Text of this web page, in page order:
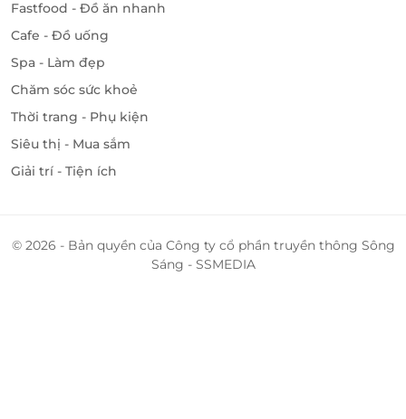
Fastfood - Đồ ăn nhanh
Cafe - Đồ uống
Spa - Làm đẹp
Chăm sóc sức khoẻ
Thời trang - Phụ kiện
Siêu thị - Mua sắm
Giải trí - Tiện ích
© 2026 - Bản quyền của Công ty cổ phần truyền thông Sông
Sáng - SSMEDIA